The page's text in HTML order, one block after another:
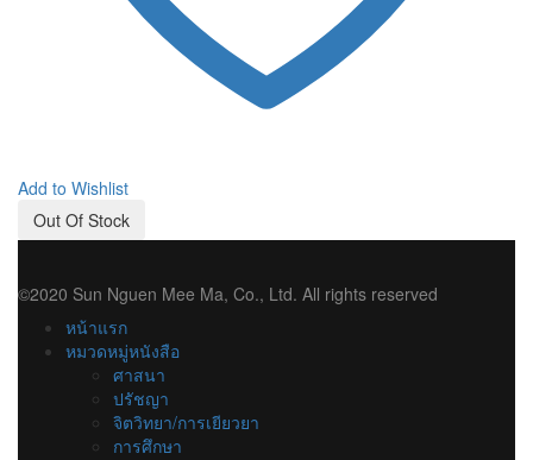
Add to Wishlist
Out Of Stock
©2020 Sun Nguen Mee Ma, Co., Ltd. All rights reserved
หน้าแรก
หมวดหมู่หนังสือ
ศาสนา
ปรัชญา
จิตวิทยา/การเยียวยา
การศึกษา